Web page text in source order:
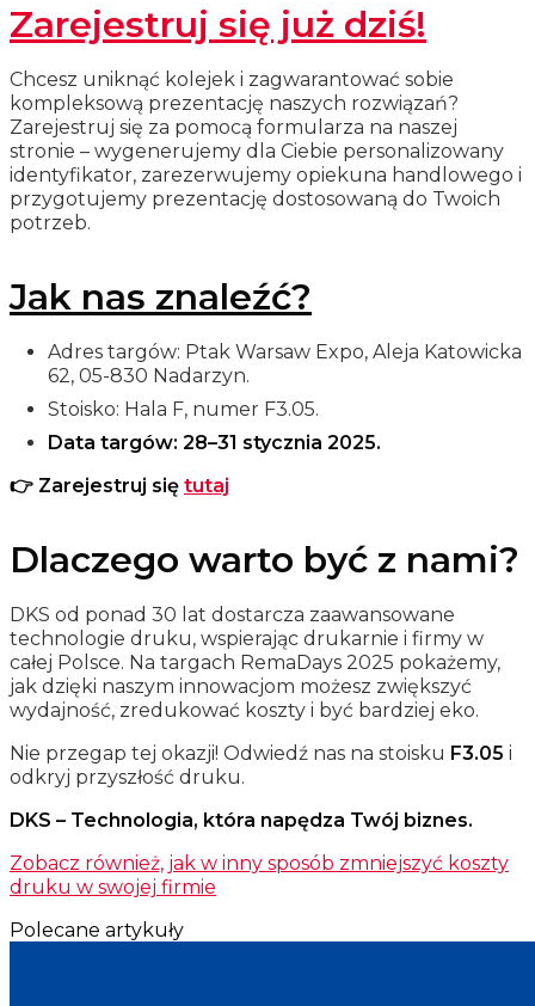
Zarejestruj się już dziś!
Chcesz uniknąć kolejek i zagwarantować sobie
kompleksową prezentację naszych rozwiązań?
Zarejestruj się za pomocą formularza na naszej
stronie – wygenerujemy dla Ciebie personalizowany
identyfikator, zarezerwujemy opiekuna handlowego i
przygotujemy prezentację dostosowaną do Twoich
potrzeb.
Jak nas znaleźć?
Adres targów: Ptak Warsaw Expo, Aleja Katowicka
62, 05-830 Nadarzyn.
Stoisko: Hala F, numer F3.05.
Data targów: 28–31 stycznia 2025.
👉 Zarejestruj się tutaj
Dlaczego warto być z nami?
DKS od ponad 30 lat dostarcza zaawansowane
technologie druku, wspierając drukarnie i firmy w
całej Polsce. Na targach RemaDays 2025 pokażemy,
jak dzięki naszym innowacjom możesz zwiększyć
wydajność, zredukować koszty i być bardziej eko.
Nie przegap tej okazji! Odwiedź nas na stoisku F3.05 i
odkryj przyszłość druku.
DKS – Technologia, która napędza Twój biznes.
Zobacz również, jak w inny sposób zmniejszyć koszty
druku w swojej firmie
Polecane artykuły